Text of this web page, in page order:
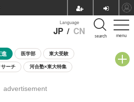
menu
Language
JP / CN search
進 医学部 東大受験
サーチ 河合塾×東大特集
開催学校説明会・相談会
advertisement